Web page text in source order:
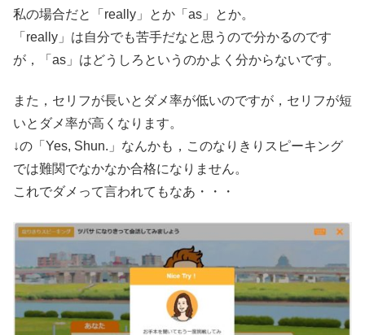
私の場合だと「really」とか「as」とか。
「really」は自分でも苦手だなと思うので分かるのです
が，「as」はどうしろというのかよく分からないです。
また，セリフが長いとダメ率が低いのですが，セリフが短
いとダメ率が高くなります。
↓の「Yes, Shun.」なんかも，このなりきりスピーキング
では難関でなかなか合格になりません。
これでダメって言われてもなあ・・・